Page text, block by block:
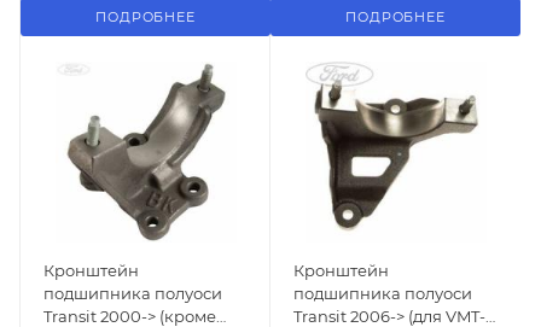
ПОДРОБНЕЕ ПОДРОБНЕЕ
Кронштейн
подшипника полуоси
Transit 2000-> (кроме
Кронштейн
подшипника полуоси
Transit 2006-> (для VMT-